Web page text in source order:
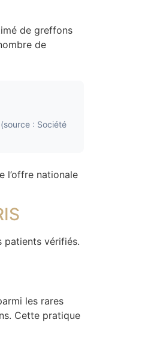
de greffons
de
: Société
l’offre nationale
patients vérifiés.
les rares
Cette pratique